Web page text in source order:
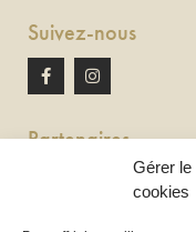
Gérer le
cookies
Suivez-nous
Partenaires
Newton discomobile